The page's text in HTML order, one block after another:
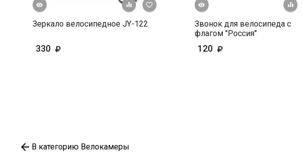
+ К сравнению
В избранное
Зеркало велосипедное JY-122
330
Быстрый просмотр
Звонок для велосипеда с
флагом "Россия"
120
В категорию Велокамеры